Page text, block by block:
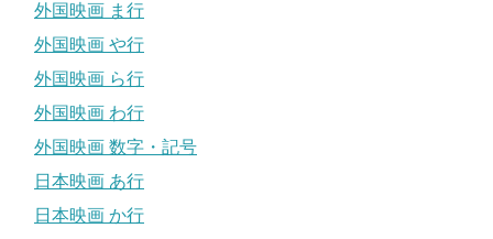
外国映画 ま行
外国映画 や行
外国映画 ら行
外国映画 わ行
外国映画 数字・記号
日本映画 あ行
日本映画 か行